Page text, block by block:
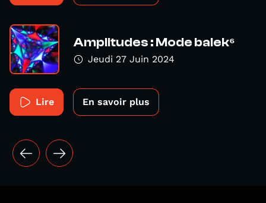
Amplitudes : Mode balek⁶
Jeudi 27 Juin 2024
Lire En savoir plus